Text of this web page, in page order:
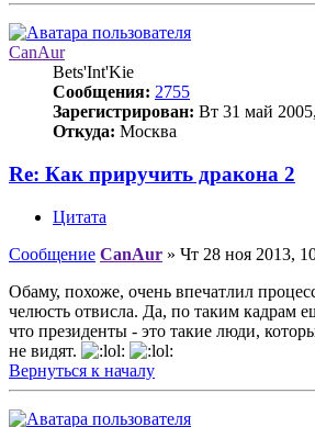
CanAur
Bets'Int'Kie
Сообщения: 2755
Зарегистрирован: Вт 31 май
Откуда: Москва
Re: Как приручить дракона 2
Цитата
Сообщение CanAur » Чт 28 ноя 2013,
Обаму, похоже, очень впечатлил
челюсть отвисла. Да, по таким кадрам
что президенты - это такие люди,
не видят.
Вернуться к началу